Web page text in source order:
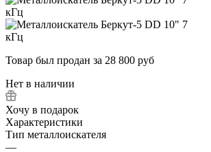
Товар был продан за 28 800 руб
Нет в наличии
Хочу в подарок
Характеристики
Тип металлоискателя
—